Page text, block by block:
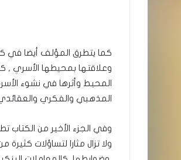
كما يتطرق المؤلف أيضا في
وعلاقتها بمحيطها الأسري ,
المحيط وأثرها في نشوء
المذهبي والفكري
وفي الجزء الأخير من
ولا تزال مثارا لتساؤلات